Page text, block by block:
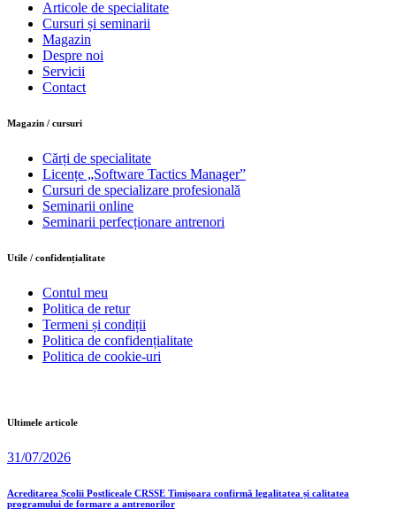
Articole de specialitate
Cursuri și seminarii
Magazin
Despre noi
Servicii
Contact
Magazin / cursuri
Cărți de specialitate
Licențe „Software Tactics Manager”
Cursuri de specializare profesională
Seminarii online
Seminarii perfecționare antrenori
Utile / confidențialitate
Contul meu
Politica de retur
Termeni și condiții
Politica de confidențialitate
Politica de cookie-uri
Ultimele articole
31/07/2026
Acreditarea Școlii Postliceale CRSSE Timișoara confirmă legalitatea și calitatea
programului de formare a antrenorilor